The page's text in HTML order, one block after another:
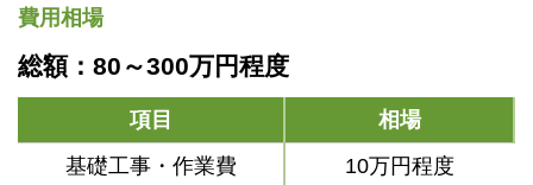
費用相場
総額：80～300万円程度
項目
相場
基礎工事・作業費
10万円程度